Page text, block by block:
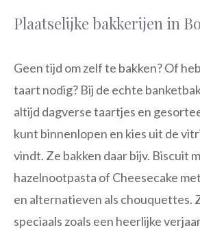
Plaatselijke bakkerijen in
Geen tijd om zelf te bakken? Of
taart nodig? Bij de echte
altijd dagverse taartjes en
kunt binnenlopen en kies uit de
vindt. Ze bakken daar bijv. Biscuit
hazelnootpasta of Cheesecake
en alternatieven als chouquettes.
speciaals zoals een heerlijke